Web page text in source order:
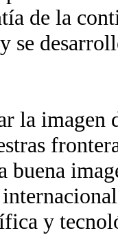
de la
se
la imagen
buena
y